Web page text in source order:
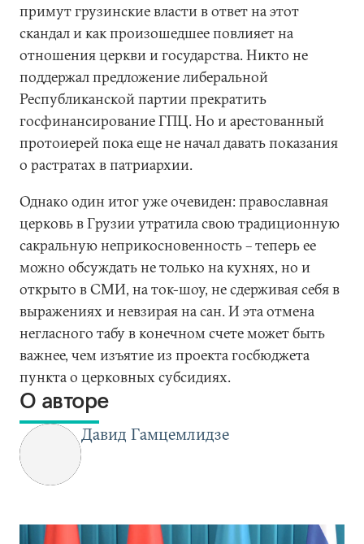
примут грузинские власти в ответ на этот
скандал и как произошедшее повлияет на
отношения церкви и государства. Никто не
поддержал предложение либеральной
Республиканской партии прекратить
госфинансирование ГПЦ. Но и арестованный
протоиерей пока еще не начал давать показания
о растратах в патриархии.
Однако один итог уже очевиден: православная
церковь в Грузии утратила свою традиционную
сакральную неприкосновенность – теперь ее
можно обсуждать не только на кухнях, но и
открыто в СМИ, на ток-шоу, не сдерживая себя в
выражениях и невзирая на сан. И эта отмена
негласного табу в конечном счете может быть
важнее, чем изъятие из проекта госбюджета
пункта о церковных субсидиях.
О авторе
Давид Гамцемлидзе